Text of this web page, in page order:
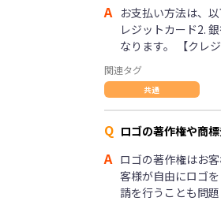
A お支払い方法は、
レジットカード2.
なります。 【クレ
関連タグ
共通
Q ロゴの著作権や商
A ロゴの著作権はお
客様が自由にロゴ
請を行うことも問